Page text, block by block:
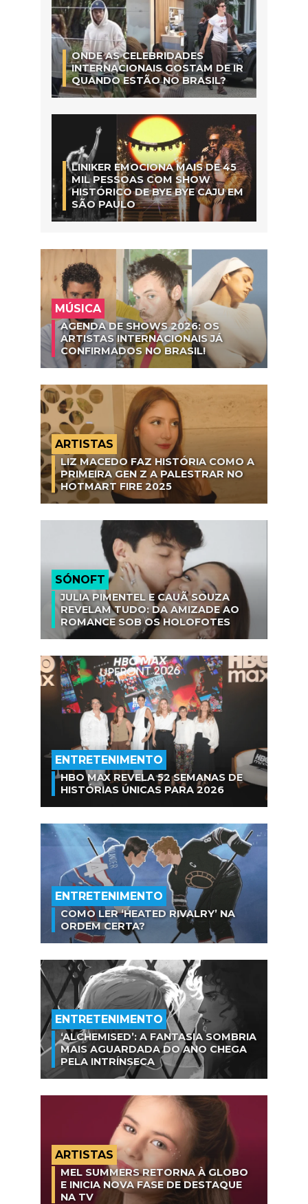
ONDE AS CELEBRIDADES
INTERNACIONAIS GOSTAM DE IR
QUANDO ESTÃO NO BRASIL?
LINIKER EMOCIONA MAIS DE 45
MIL PESSOAS COM SHOW
HISTÓRICO DE BYE BYE CAJU EM
SÃO PAULO
MÚSICA
AGENDA DE SHOWS 2026: OS
ARTISTAS INTERNACIONAIS JÁ
CONFIRMADOS NO BRASIL!
ARTISTAS
LIZ MACEDO FAZ HISTÓRIA COMO A
PRIMEIRA GEN Z A PALESTRAR NO
HOTMART FIRE 2025
SÓNOFT
JULIA PIMENTEL E CAUÃ SOUZA
REVELAM TUDO: DA AMIZADE AO
ROMANCE SOB OS HOLOFOTES
ENTRETENIMENTO
HBO MAX REVELA 52 SEMANAS DE
HISTÓRIAS ÚNICAS PARA 2026
ENTRETENIMENTO
COMO LER ‘HEATED RIVALRY’ NA
ORDEM CERTA?
ENTRETENIMENTO
‘ALCHEMISED’: A FANTASIA SOMBRIA
MAIS AGUARDADA DO ANO CHEGA
PELA INTRÍNSECA
ARTISTAS
MEL SUMMERS RETORNA À GLOBO
E INICIA NOVA FASE DE DESTAQUE
NA TV